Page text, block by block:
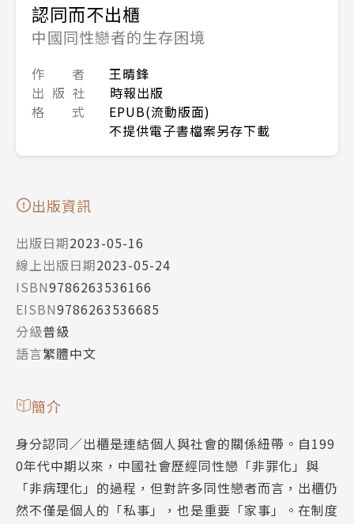
認同而不出櫃
中國同性戀者的生存困境
作 者
王晴鋒
出 版 社
時報出版
格 式
EPUB(流動版面)
不提供電子書檔案另存下載
出版資訊
出版日期2023-05-16
線上出版日期2023-05-24
ISBN9786263536166
EISBN9786263536685
分級普級
語言繁體中文
簡介
身分認同／出櫃是連結個人與社會的關係紐帶。自199
0年代中期以來，中國社會歷經同性戀「非罪化」與
「非病理化」的過程，但對許多同性戀者而言，出櫃仍
然不僅是個人的「私事」，也是重要「家事」。在制度